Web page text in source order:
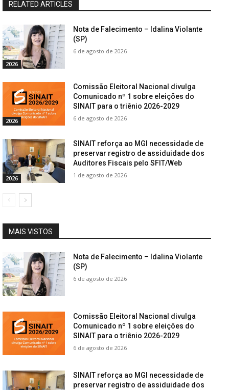
RELATED ARTICLES
2026
Nota de Falecimento – Idalina Violante
(SP)
6 de agosto de 2026
2026
Comissão Eleitoral Nacional divulga
Comunicado nº 1 sobre eleições do
SINAIT para o triênio 2026-2029
6 de agosto de 2026
2026
SINAIT reforça ao MGI necessidade de
preservar registro de assiduidade dos
Auditores Fiscais pelo SFIT/Web
1 de agosto de 2026
MAIS VISTOS
Nota de Falecimento – Idalina Violante
(SP)
6 de agosto de 2026
Comissão Eleitoral Nacional divulga
Comunicado nº 1 sobre eleições do
SINAIT para o triênio 2026-2029
6 de agosto de 2026
SINAIT reforça ao MGI necessidade de
preservar registro de assiduidade dos